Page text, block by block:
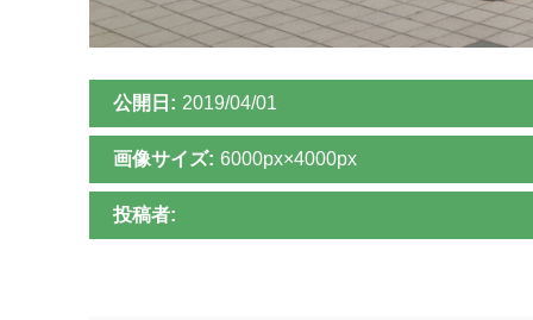
公開日: 2019/04/01
画像サイズ: 6000px×4000px
投稿者: